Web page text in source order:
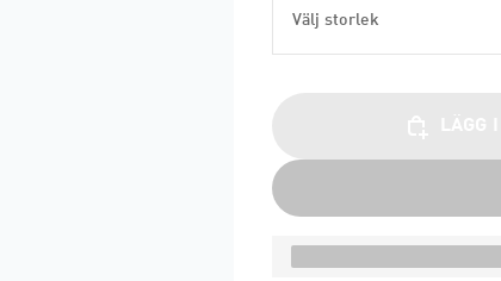
Välj storlek